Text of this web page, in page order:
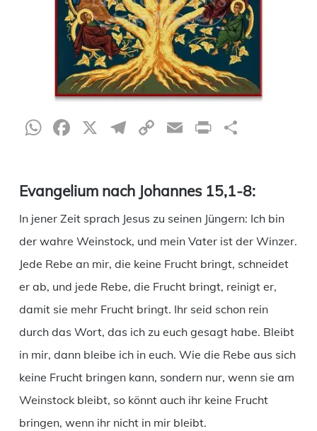
WhatsApp
Facebook
X Telegram
CopyEmailPrint
Evangelium nach Johannes 15,1-8:
In jener Zeit sprach Jesus zu seinen Jüngern: Ich bin
der wahre Weinstock, und mein Vater ist der Winzer.
Jede Rebe an mir, die keine Frucht bringt, schneidet
er ab, und jede Rebe, die Frucht bringt, reinigt er,
damit sie mehr Frucht bringt. Ihr seid schon rein
durch das Wort, das ich zu euch gesagt habe. Bleibt
in mir, dann bleibe ich in euch. Wie die Rebe aus sich
keine Frucht bringen kann, sondern nur, wenn sie am
Weinstock bleibt, so könnt auch ihr keine Frucht
bringen, wenn ihr nicht in mir bleibt.